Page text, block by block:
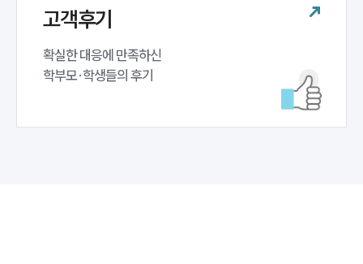
고객후기
확실한 대응에 만족하신
학부모·학생들의 후기